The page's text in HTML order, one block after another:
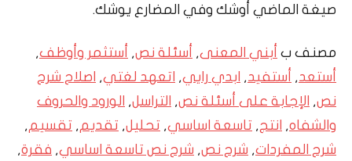
صيغة الماضي أوشك وفي المضارع يوشك.
مصنف ب أبني المعنى, أسئلة نص, أستثمر وأوظف,
أستعد, أستفيد, ابدي رايي, اتعهد لغتي, اصلاح شرح
نص, الإجابة على أسئلة نص, التراسل,
الورود والحروف
والشفاه, انتج, تاسعة اساسي, تحليل, تقديم , تقسيم ,
شرح المفردات, شرح نص, شرح نص تاسعة اساسي, فقرة,